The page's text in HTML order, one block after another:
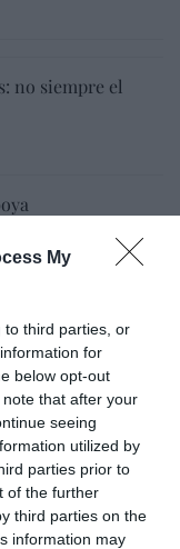
My
to third parties, or
for
below opt-out
that after your
seeing
utilized by
parties prior to
of the further
third parties on the
information may
no siempre el
impulsa una
derecho a la vida
perseguía a
era la ciudad